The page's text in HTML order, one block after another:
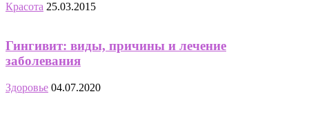
Красота 25.03.2015
Гингивит: виды, причины и лечение
заболевания
Здоровье 04.07.2020